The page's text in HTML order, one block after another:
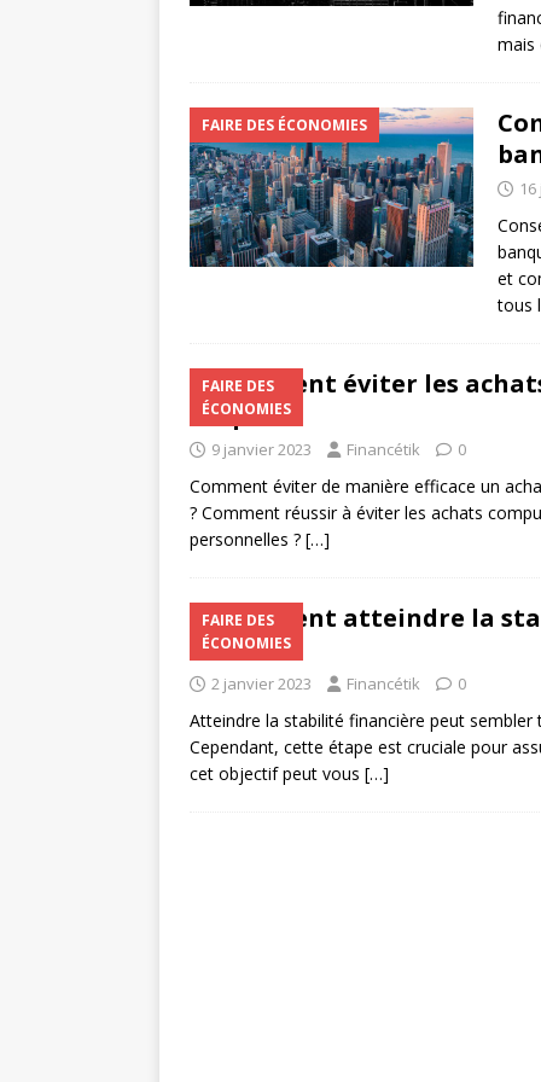
mais
FAIRE DES ÉCONOMIES
et
tous
FAIRE DES
ÉCONOMIES
Comment éviter les
étapes
9 janvier 2023 Financétik 0
Comment éviter de manière efficace un
? Comment réussir à éviter les achats
personnelles ? […]
FAIRE DES
ÉCONOMIES
Comment atteindre la
2 janvier 2023 Financétik 0
Atteindre la stabilité financière peut
Cependant, cette étape est cruciale pour
cet objectif peut vous […]